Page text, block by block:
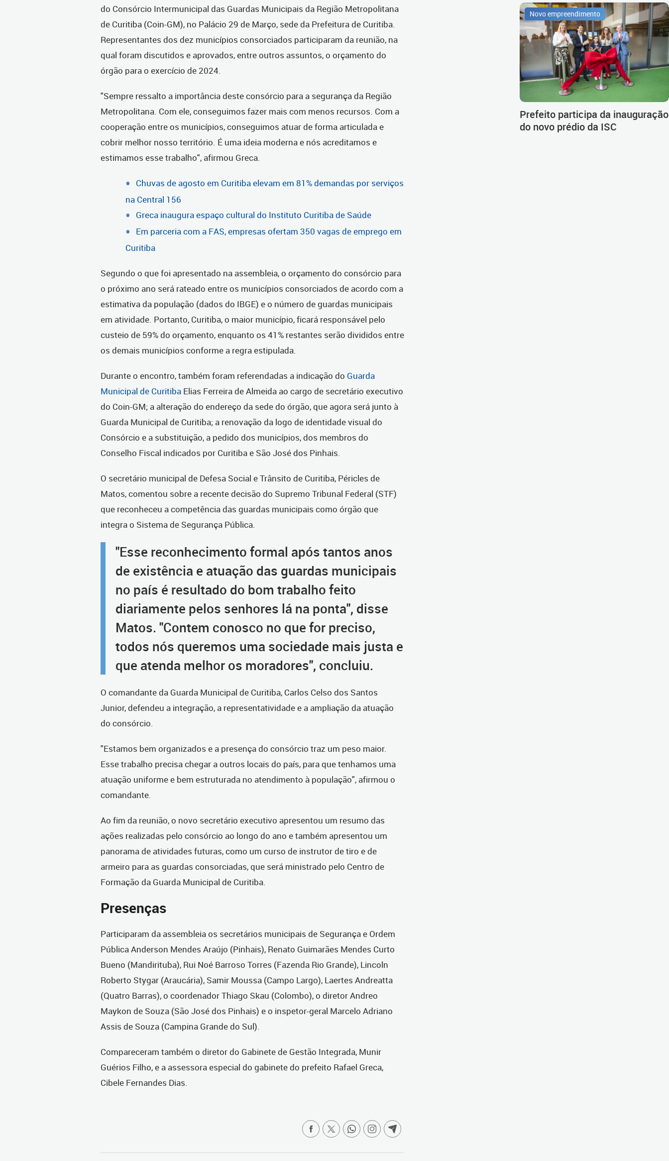
do Consórcio Intermunicipal das Guardas Municipais da Região Metropolitana
de Curitiba (Coin-GM), no Palácio 29 de Março, sede da Prefeitura de Curitiba.
Representantes dos dez municípios consorciados participaram da reunião, na
qual foram discutidos e aprovados, entre outros assuntos, o orçamento do
órgão para o exercício de 2024.
"Sempre ressalto a importância deste consórcio para a segurança da Região
Metropolitana. Com ele, conseguimos fazer mais com menos recursos. Com a
cooperação entre os municípios, conseguimos atuar de forma articulada e
cobrir melhor nosso território. É uma ideia moderna e nós acreditamos e
estimamos esse trabalho", afirmou Greca.
Chuvas de agosto em Curitiba elevam em 81% demandas por serviços
na Central 156
Greca inaugura espaço cultural do Instituto Curitiba de Saúde
Em parceria com a FAS, empresas ofertam 350 vagas de emprego em
Curitiba
Segundo o que foi apresentado na assembleia, o orçamento do consórcio para
o próximo ano será rateado entre os municípios consorciados de acordo com a
estimativa da população (dados do IBGE) e o número de guardas municipais
em atividade. Portanto, Curitiba, o maior município, ficará responsável pelo
custeio de 59% do orçamento, enquanto os 41% restantes serão divididos entre
os demais municípios conforme a regra estipulada.
Durante o encontro, também foram referendadas a indicação do Guarda
Municipal de Curitiba Elias Ferreira de Almeida ao cargo de secretário executivo
do Coin-GM; a alteração do endereço da sede do órgão, que agora será junto à
Guarda Municipal de Curitiba; a renovação da logo de identidade visual do
Consórcio e a substituição, a pedido dos municípios, dos membros do
Conselho Fiscal indicados por Curitiba e São José dos Pinhais.
O secretário municipal de Defesa Social e Trânsito de Curitiba, Péricles de
Matos, comentou sobre a recente decisão do Supremo Tribunal Federal (STF)
que reconheceu a competência das guardas municipais como órgão que
integra o Sistema de Segurança Pública.
"Esse reconhecimento formal após tantos anos
de existência e atuação das guardas municipais
no país é resultado do bom trabalho feito
diariamente pelos senhores lá na ponta", disse
Matos. "Contem conosco no que for preciso,
todos nós queremos uma sociedade mais justa e
que atenda melhor os moradores", concluiu.
O comandante da Guarda Municipal de Curitiba, Carlos Celso dos Santos
Junior, defendeu a integração, a representatividade e a ampliação da atuação
do consórcio.
"Estamos bem organizados e a presença do consórcio traz um peso maior.
Esse trabalho precisa chegar a outros locais do país, para que tenhamos uma
atuação uniforme e bem estruturada no atendimento à população", afirmou o
comandante.
Ao fim da reunião, o novo secretário executivo apresentou um resumo das
ações realizadas pelo consórcio ao longo do ano e também apresentou um
panorama de atividades futuras, como um curso de instrutor de tiro e de
armeiro para as guardas consorciadas, que será ministrado pelo Centro de
Formação da Guarda Municipal de Curitiba.
Presenças
Participaram da assembleia os secretários municipais de Segurança e Ordem
Pública Anderson Mendes Araújo (Pinhais), Renato Guimarães Mendes Curto
Bueno (Mandirituba), Rui Noé Barroso Torres (Fazenda Rio Grande), Lincoln
Roberto Stygar (Araucária), Samir Moussa (Campo Largo), Laertes Andreatta
(Quatro Barras), o coordenador Thiago Skau (Colombo), o diretor Andreo
Maykon de Souza (São José dos Pinhais) e o inspetor-geral Marcelo Adriano
Assis de Souza (Campina Grande do Sul).
Compareceram também o diretor do Gabinete de Gestão Integrada, Munir
Guérios Filho, e a assessora especial do gabinete do prefeito Rafael Greca,
Cibele Fernandes Dias.
Novo empreendimento
Prefeito participa da inauguração
do novo prédio da ISC